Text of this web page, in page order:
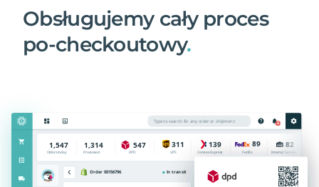
Obsługujemy cały proces
po-checkoutowy.